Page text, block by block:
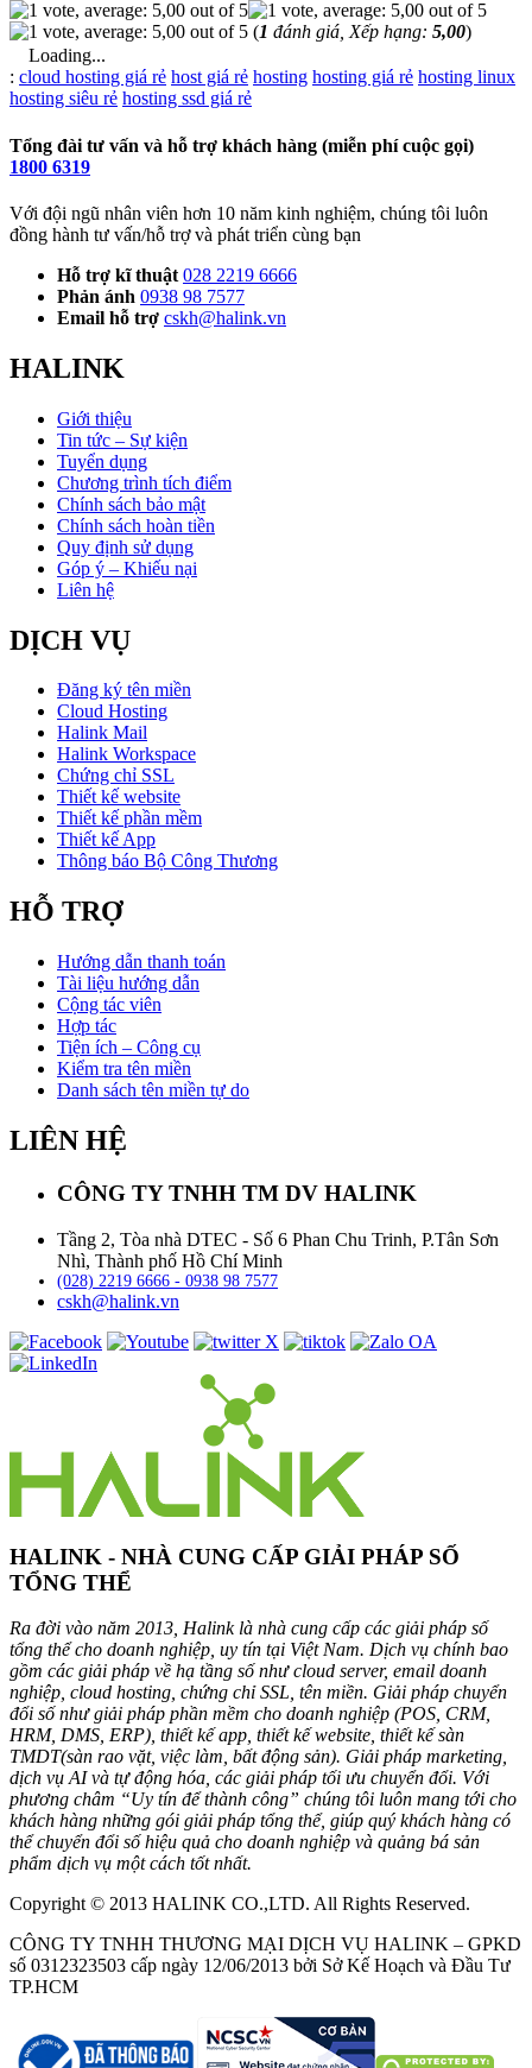
(1 đánh giá, Xếp hạng: 5,00)
Loading...
Từ
khóa
: cloud hosting giá rẻ host giá rẻ hosting hosting giá rẻ hosting linux
hosting siêu rẻ hosting ssd giá rẻ
Tổng đài tư vấn và hỗ trợ khách hàng (miễn phí cuộc gọi)
1800 6319
Với đội ngũ nhân viên hơn 10 năm kinh nghiệm, chúng tôi luôn
đồng hành tư vấn/hỗ trợ và phát triển cùng bạn
Hỗ trợ kĩ thuật 028 2219 6666
Phản ánh 0938 98 7577
Email hỗ trợ cskh@halink.vn
HALINK
Giới thiệu
Tin tức – Sự kiện
Tuyển dụng
Chương trình tích điểm
Chính sách bảo mật
Chính sách hoàn tiền
Quy định sử dụng
Góp ý – Khiếu nại
Liên hệ
DỊCH VỤ
Đăng ký tên miền
Cloud Hosting
Halink Mail
Halink Workspace
Chứng chỉ SSL
Thiết kế website
Thiết kế phần mềm
Thiết kế App
Thông báo Bộ Công Thương
HỖ TRỢ
Hướng dẫn thanh toán
Tài liệu hướng dẫn
Cộng tác viên
Hợp tác
Tiện ích – Công cụ
Kiểm tra tên miền
Danh sách tên miền tự do
LIÊN HỆ
CÔNG TY TNHH TM DV HALINK
Tầng 2, Tòa nhà DTEC - Số 6 Phan Chu Trinh, P.Tân Sơn
Nhì, Thành phố Hồ Chí Minh
(028) 2219 6666 - 0938 98 7577
cskh@halink.vn
HALINK - NHÀ CUNG CẤP GIẢI PHÁP SỐ
TỔNG THỂ
Ra đời vào năm 2013, Halink là nhà cung cấp các giải pháp số
tổng thể cho doanh nghiệp, uy tín tại Việt Nam. Dịch vụ chính bao
gồm các giải pháp về hạ tầng số như cloud server, email doanh
nghiệp, cloud hosting, chứng chỉ SSL, tên miền. Giải pháp chuyển
đổi số như giải pháp phần mềm cho doanh nghiệp (POS, CRM,
HRM, DMS, ERP), thiết kế app, thiết kế website, thiết kế sàn
TMDT(sàn rao vặt, việc làm, bất động sản). Giải pháp marketing,
dịch vụ AI và tự động hóa, các giải pháp tối ưu chuyển đổi. Với
phương châm “Uy tín để thành công” chúng tôi luôn mang tới cho
khách hàng những gói giải pháp tổng thể, giúp quý khách hàng có
thể chuyển đổi số hiệu quả cho doanh nghiệp và quảng bá sản
phẩm dịch vụ một cách tốt nhất.
Copyright © 2013 HALINK CO.,LTD. All Rights Reserved.
CÔNG TY TNHH THƯƠNG MẠI DỊCH VỤ HALINK – GPKD
số 0312323503 cấp ngày 12/06/2013 bởi Sở Kế Hoạch và Đầu Tư
TP.HCM